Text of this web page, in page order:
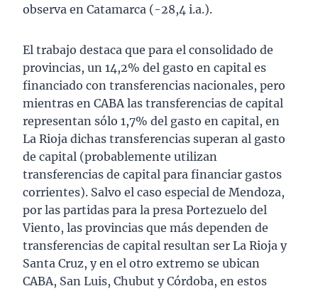
observa en Catamarca (-28,4 i.a.).
El trabajo destaca que para el consolidado de
provincias, un 14,2% del gasto en capital es
financiado con transferencias nacionales, pero
mientras en CABA las transferencias de capital
representan sólo 1,7% del gasto en capital, en
La Rioja dichas transferencias superan al gasto
de capital (probablemente utilizan
transferencias de capital para financiar gastos
corrientes). Salvo el caso especial de Mendoza,
por las partidas para la presa Portezuelo del
Viento, las provincias que más dependen de
transferencias de capital resultan ser La Rioja y
Santa Cruz, y en el otro extremo se ubican
CABA, San Luis, Chubut y Córdoba, en estos